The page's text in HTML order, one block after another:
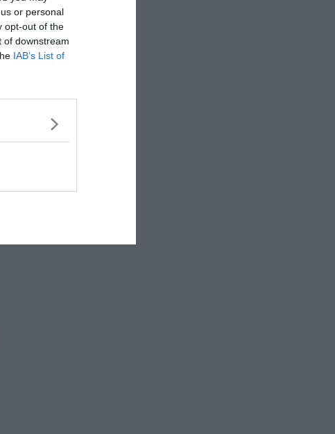
or personal
opt-out of the
of downstream
IAB’s List of